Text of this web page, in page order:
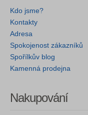
Kdo jsme?
Kontakty
Adresa
Spokojenost zákazníků
Spořílkův blog
Kamenná prodejna
Nakupování